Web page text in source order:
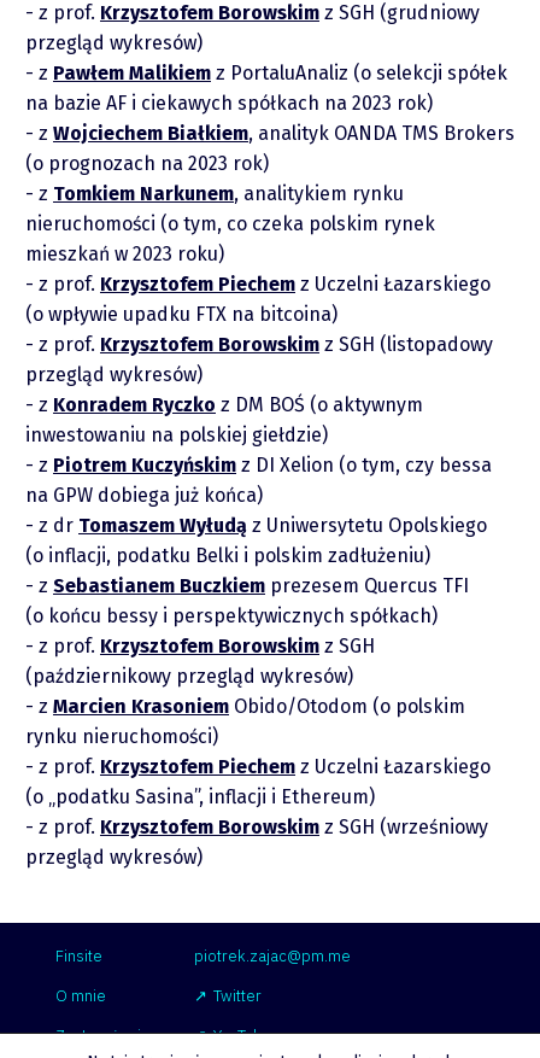
piotrek.zajac@pm.me
Twitter
YouTube
LinkedIn
Spotify
z prof. Krzysztofem Borowskim z SGH (grudniowy
przegląd wykresów)
z Pawłem Malikiem z PortaluAnaliz (o selekcji spółek
na bazie AF i ciekawych spółkach na 2023 rok)
z Wojciechem Białkiem, analityk OANDA TMS Brokers
(o prognozach na 2023 rok)
z Tomkiem Narkunem, analitykiem rynku
nieruchomości (o tym, co czeka polskim rynek
mieszkań w 2023 roku)
z prof. Krzysztofem Piechem z Uczelni Łazarskiego
(o wpływie upadku FTX na bitcoina)
z prof. Krzysztofem Borowskim z SGH (listopadowy
przegląd wykresów)
z Konradem Ryczko z DM BOŚ (o aktywnym
inwestowaniu na polskiej giełdzie)
z Piotrem Kuczyńskim z DI Xelion (o tym, czy bessa
na GPW dobiega już końca)
z dr Tomaszem Wyłudą z Uniwersytetu Opolskiego
(o inflacji, podatku Belki i polskim zadłużeniu)
z Sebastianem Buczkiem prezesem Quercus TFI
(o końcu bessy i perspektywicznych spółkach)
z prof. Krzysztofem Borowskim z SGH
(październikowy przegląd wykresów)
z Marcien Krasoniem Obido/Otodom (o polskim
rynku nieruchomości)
z prof. Krzysztofem Piechem z Uczelni Łazarskiego
(o „podatku Sasina”, inflacji i Ethereum)
z prof. Krzysztofem Borowskim z SGH (wrześniowy
przegląd wykresów)
Finsite
O mnie
Zastrzeżenie
piotrek.zajac@pm.me
Twitter
YouTube